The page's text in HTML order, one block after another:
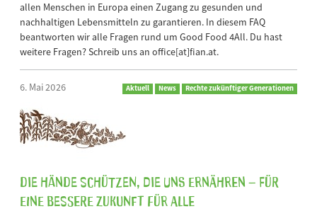
allen Menschen in Europa einen Zugang zu gesunden und
nachhaltigen Lebensmitteln zu garantieren. In diesem FAQ
beantworten wir alle Fragen rund um Good Food 4All. Du hast
weitere Fragen? Schreib uns an office[at]fian.at.
6. Mai 2026 Aktuell News Rechte zukünftiger Generationen
Die Hände schützen, die uns ernähren – für
eine bessere Zukunft für alle